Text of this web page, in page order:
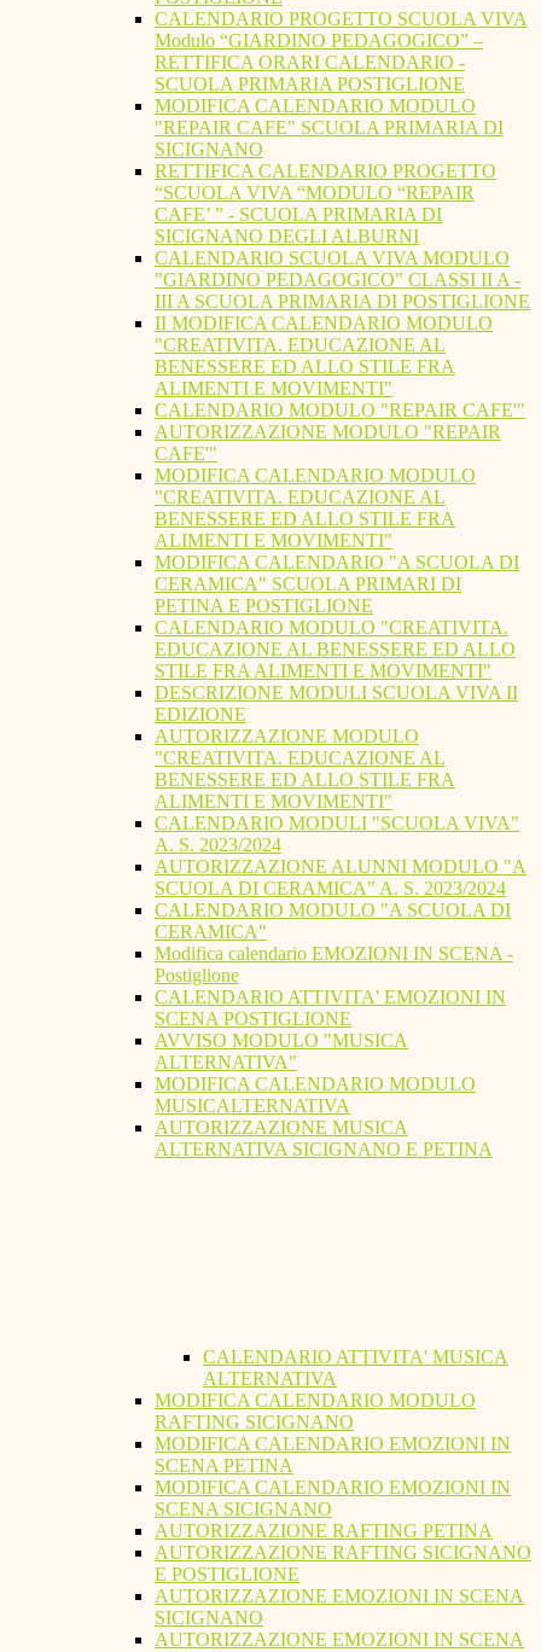
CALENDARIO PROGETTO SCUOLA VIVA
Modulo “GIARDINO PEDAGOGICO” –
RETTIFICA ORARI CALENDARIO -
SCUOLA PRIMARIA POSTIGLIONE
MODIFICA CALENDARIO MODULO
"REPAIR CAFE" SCUOLA PRIMARIA DI
SICIGNANO
RETTIFICA CALENDARIO PROGETTO
“SCUOLA VIVA “MODULO “REPAIR
CAFE’ ” - SCUOLA PRIMARIA DI
SICIGNANO DEGLI ALBURNI
CALENDARIO SCUOLA VIVA MODULO
"GIARDINO PEDAGOGICO" CLASSI II A -
III A SCUOLA PRIMARIA DI POSTIGLIONE
II MODIFICA CALENDARIO MODULO
"CREATIVITA. EDUCAZIONE AL
BENESSERE ED ALLO STILE FRA
ALIMENTI E MOVIMENTI"
CALENDARIO MODULO "REPAIR CAFE'"
AUTORIZZAZIONE MODULO "REPAIR
CAFE'"
MODIFICA CALENDARIO MODULO
"CREATIVITA. EDUCAZIONE AL
BENESSERE ED ALLO STILE FRA
ALIMENTI E MOVIMENTI"
MODIFICA CALENDARIO "A SCUOLA DI
CERAMICA" SCUOLA PRIMARI DI
PETINA E POSTIGLIONE
CALENDARIO MODULO "CREATIVITA.
EDUCAZIONE AL BENESSERE ED ALLO
STILE FRA ALIMENTI E MOVIMENTI"
DESCRIZIONE MODULI SCUOLA VIVA II
EDIZIONE
AUTORIZZAZIONE MODULO
"CREATIVITA. EDUCAZIONE AL
BENESSERE ED ALLO STILE FRA
ALIMENTI E MOVIMENTI"
CALENDARIO MODULI "SCUOLA VIVA"
A. S. 2023/2024
AUTORIZZAZIONE ALUNNI MODULO "A
SCUOLA DI CERAMICA" A. S. 2023/2024
CALENDARIO MODULO "A SCUOLA DI
CERAMICA"
Modifica calendario EMOZIONI IN SCENA -
Postiglione
CALENDARIO ATTIVITA' EMOZIONI IN
SCENA POSTIGLIONE
AVVISO MODULO "MUSICA
ALTERNATIVA"
MODIFICA CALENDARIO MODULO
MUSICALTERNATIVA
AUTORIZZAZIONE MUSICA
ALTERNATIVA SICIGNANO E PETINA
CALENDARIO ATTIVITA' MUSICA
ALTERNATIVA
MODIFICA CALENDARIO MODULO
RAFTING SICIGNANO
MODIFICA CALENDARIO EMOZIONI IN
SCENA PETINA
MODIFICA CALENDARIO EMOZIONI IN
SCENA SICIGNANO
AUTORIZZAZIONE RAFTING PETINA
AUTORIZZAZIONE RAFTING SICIGNANO
E POSTIGLIONE
AUTORIZZAZIONE EMOZIONI IN SCENA
SICIGNANO
AUTORIZZAZIONE EMOZIONI IN SCENA